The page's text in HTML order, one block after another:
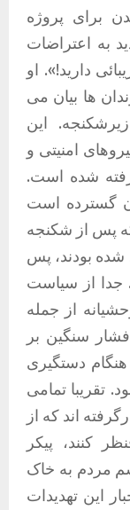
برای پروژه
به اعتراضات
دارید!». او
ها بیان می
.
این
امنیتی و
شده است.
گسترده است
که پس از شکنجه
شده بودند، پس
. جدا از سیاست
از جمله
فشار سنگین بر
هنگام دستگیری
. تقریبا تمامی
اند که از
کنند، پیکر
مردم به خاک
این تهدیدات